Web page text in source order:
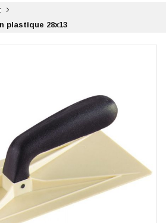
plastique 28x13